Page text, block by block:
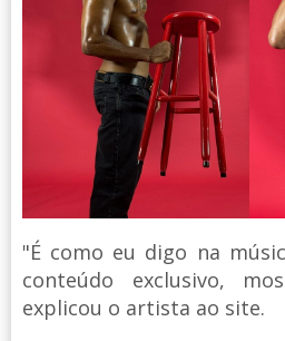
"É como eu digo na
conteúdo exclusivo,
explicou o artista ao site.